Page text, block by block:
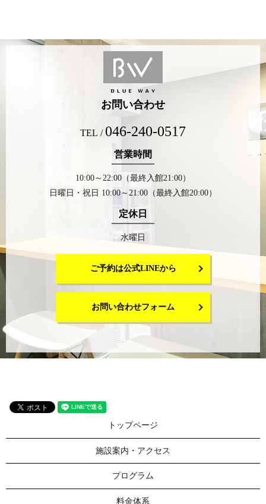
お問い合わせ
TEL / 046-240-0517
営業時間
10:00～22:00（最終入館21:00）
日曜日・祝日 10:00～21:00（最終入館20:00）
定休日
水曜日
ご予約は公式LINEから
お問い合わせフォーム
トップページ
施設案内・アクセス
プログラム
料金体系